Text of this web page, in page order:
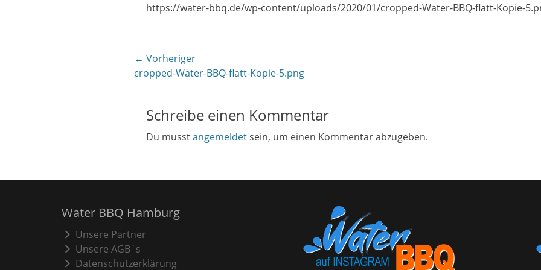
https://water-bbq.de/wp-content/uploads/2020/01/cropped-Water-BBQ-flatt-Kopie-
Beitragsnavigation
← Vorheriger
Vorheriger
cropped-Water-BBQ-flatt-Kopie-5.png
Schreibe einen Kommentar
Du musstangemeldetsein, um einen Kommentar abzugeben.
Water BBQ Hamburg
Unsere Partner
Unsere AGB´s
Datenschutzerklärung